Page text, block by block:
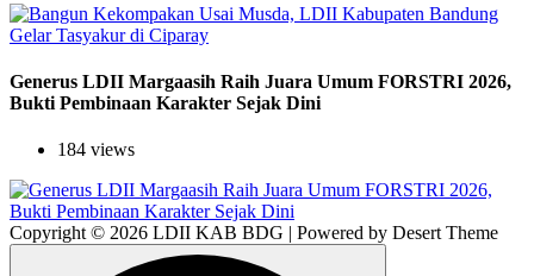
Generus LDII Margaasih Raih Juara Umum FORSTRI 2026,
Bukti Pembinaan Karakter Sejak Dini
184 views
Copyright © 2026 LDII KAB BDG | Powered by Desert Theme